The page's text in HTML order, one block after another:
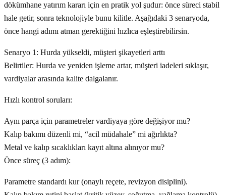
dökümhane yatırım kararı için en pratik yol şudur: önce süreci stabil
hale getir, sonra teknolojiyle bunu kilitle. Aşağıdaki 3 senaryoda,
önce hangi adımı atman gerektiğini hızlıca eşleştirebilirsin.
Senaryo 1: Hurda yükseldi, müşteri şikayetleri arttı
Belirtiler: Hurda ve yeniden işleme artar, müşteri iadeleri sıklaşır,
vardiyalar arasında kalite dalgalanır.
Hızlı kontrol soruları:
Aynı parça için parametreler vardiyaya göre değişiyor mu?
Kalıp bakımı düzenli mi, “acil müdahale” mi ağırlıkta?
Metal ve kalıp sıcaklıkları kayıt altına alınıyor mu?
Önce süreç (3 adım):
Parametre standardı kur (onaylı reçete, revizyon disiplini).